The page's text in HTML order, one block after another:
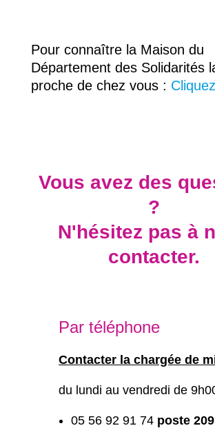
Pour connaître la Maison du
Département des Solidarités
proche de chez vous :
Vous avez des
?
N'hésitez pas à
contacter.
Par téléphone
Contacter la chargée de
du lundi au vendredi de
05 56 92 91 74 poste 209